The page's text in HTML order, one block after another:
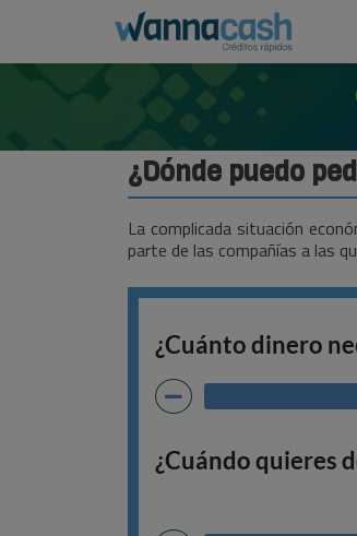
¿Dónde puedo
La complicada situación
parte de las compañías a las